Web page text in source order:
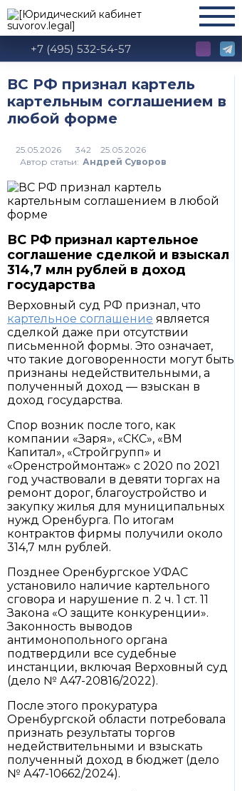
+7 (495) 532-54-57
ВС РФ признал картель
картельным соглашением в
любой форме
25.05.2026
342
Автор статьи: Андрей Суворов
ВС РФ признал картельное
соглашение сделкой и взыскал
314,7 млн рублей в доход
государства
Верховный суд РФ признал, что
картельное соглашение является
сделкой даже при отсутствии
письменной формы. Это означает,
что такие договоренности могут быть
признаны недействительными, а
полученный доход — взыскан в
доход государства.
Спор возник после того, как
компании «Заря», «СКС», «ВМ
Капитал», «Стройгрупп» и
«Оренстроймонтаж» с 2020 по 2021
год участвовали в девяти торгах на
ремонт дорог, благоустройство и
закупку жилья для муниципальных
нужд Оренбурга. По итогам
контрактов фирмы получили около
314,7 млн рублей.
Позднее Оренбургское УФАС
установило наличие картельного
сговора и нарушение п. 2 ч. 1 ст. 11
Закона «О защите конкуренции».
Законность выводов
антимонопольного органа
подтвердили все судебные
инстанции, включая Верховный суд
(дело № А47-20816/2022).
После этого прокуратура
Оренбургской области потребовала
признать результаты торгов
недействительными и взыскать
полученный доход в бюджет (дело
№ А47-10662/2024).